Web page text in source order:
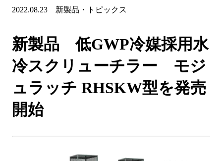
2022.08.23 新製品・トピックス
新製品 低GWP冷媒採用水
冷スクリューチラー モジ
ュラッチ RHSKW型を発売
開始